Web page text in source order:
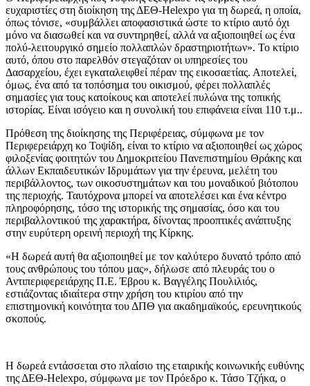
ευχαριστίες στη διοίκηση της ΔΕΘ-Helexpo για τη δωρεά, η οποία,
όπως τόνισε, «συμβάλλει αποφασιστικά ώστε το κτίριο αυτό όχι
μόνο να διασωθεί και να συντηρηθεί, αλλά να αξιοποιηθεί ως ένα
πολύ-λειτουργικό σημείο πολλαπλών δραστηριοτήτων». Το κτίριο
αυτό, όπου στο παρελθόν στεγαζόταν οι υπηρεσίες του
Δασαρχείου, έχει εγκαταλειφθεί πέραν της εικοσαετίας. Αποτελεί,
όμως, ένα από τα τοπόσημα του οικισμού, φέρει πολλαπλές
σημασίες για τους κατοίκους και αποτελεί πυλώνα της τοπικής
ιστορίας. Είναι ισόγειο και η συνολική του επιφάνεια είναι 110 τ.μ..
Πρόθεση της διοίκησης της Περιφέρειας, σύμφωνα με τον
Περιφερειάρχη κο Τοψίδη, είναι το κτίριο να αξιοποιηθεί ως χώρος
φιλοξενίας φοιτητών του Δημοκριτείου Πανεπιστημίου Θράκης και
άλλων Εκπαιδευτικών Ιδρυμάτων για την έρευνα, μελέτη του
περιβάλλοντος, των οικοσυστημάτων και του μοναδικού βιότοπου
της περιοχής. Ταυτόχρονα μπορεί να αποτελέσει και ένα κέντρο
πληροφόρησης, τόσο της ιστορικής της σημασίας, όσο και του
περιβαλλοντικού της χαρακτήρα, δίνοντας προοπτικές ανάπτυξης
στην ευρύτερη ορεινή περιοχή της Κίρκης.
«Η δωρεά αυτή θα αξιοποιηθεί με τον καλύτερο δυνατό τρόπο από
τους ανθρώπους του τόπου μας», δήλωσε από πλευράς του ο
Αντιπεριφερειάρχης Π.Ε. Έβρου κ. Βαγγέλης Πουλιλιός,
εστιάζοντας ιδιαίτερα στην χρήση του κτιρίου από την
επιστημονική κοινότητα του ΔΠΘ για ακαδημαϊκούς, ερευνητικούς
σκοπούς.
Η δωρεά εντάσσεται στο πλαίσιο της εταιρικής κοινωνικής ευθύνης
της ΔΕΘ-Helexpo, σύμφωνα με τον Πρόεδρο κ. Τάσο Τζήκα, ο